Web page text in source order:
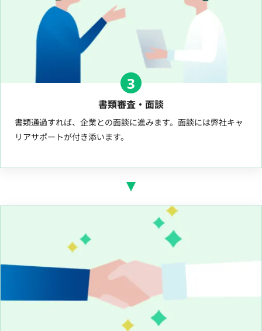
3
書類審査・面談
書類通過すれば、企業との面談に進みます。面談には弊社キャ
リアサポートが付き添います。